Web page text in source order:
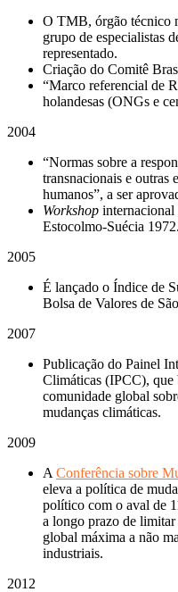
O TMB, órgão técnico
grupo de especialistas
representado.
Criação do Comitê
“Marco referencial de
holandesas (ONGs e
2004
“Normas sobre a
transnacionais e outras
humanos”, a ser
Workshop
Estocolmo-Suécia 1972.
2005
É lançado o Índice de
Bolsa de Valores de
2007
Publicação do Painel
Climáticas (IPCC), que
comunidade global
mudanças climáticas.
2009
A Conferência sobre
eleva a política de
político com o aval de
a longo prazo de limitar
global máxima a não
industriais.
2012